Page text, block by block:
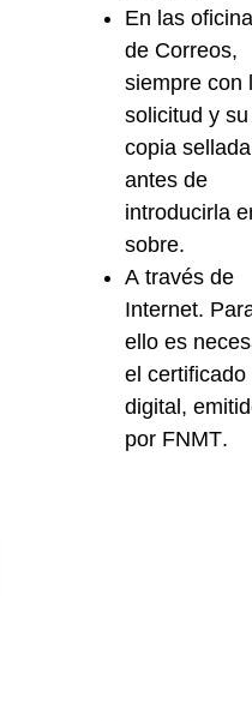
En las
de Correos,
siempre con
solicitud y su
copia sellada
antes de
introducirla
sobre.
A través de
Internet.
ello es
el certificado
digital,
por FNMT.